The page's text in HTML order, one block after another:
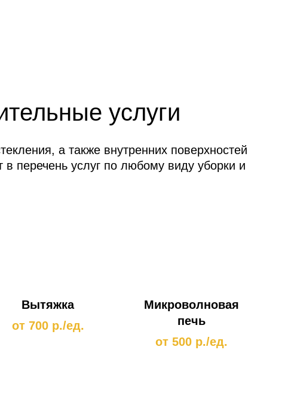
услуги
а также внутренних поверхностей
в перечень услуг по любому виду уборки и
Вытяжка
от 700 р./ед.
Микроволновая
печь
от 500 р./ед.